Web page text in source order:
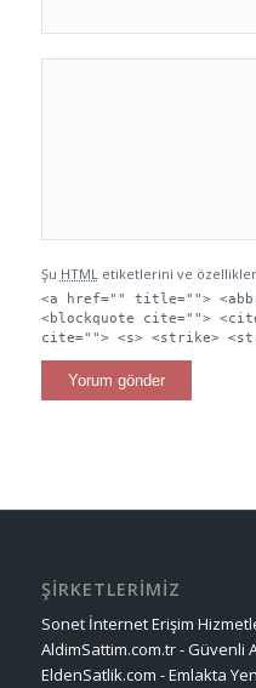
Şu HTMLetiketlerini ve
<a href="" title="">
<blockquote cite="">
cite=""> <s> <strike>
ŞİRKETLERİMİZ
Sonet İnternet Erişim
AldimSattim.com.tr - Güvenli
EldenSatlik.com - Emlakta